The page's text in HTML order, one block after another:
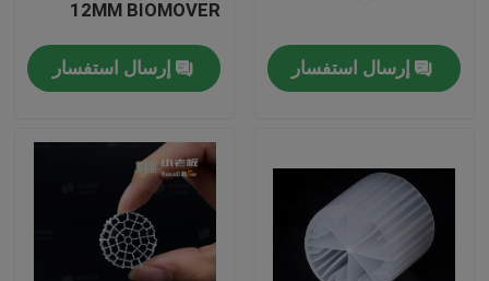
منتجات
معلومات عنا
إرسال استفسار
12MM BIOMOVER
إرسال استفسار